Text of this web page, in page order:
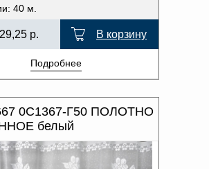
40 м.
р. В корзину
Подробнее
0С1367-Г50 ПОЛОТНО
белый